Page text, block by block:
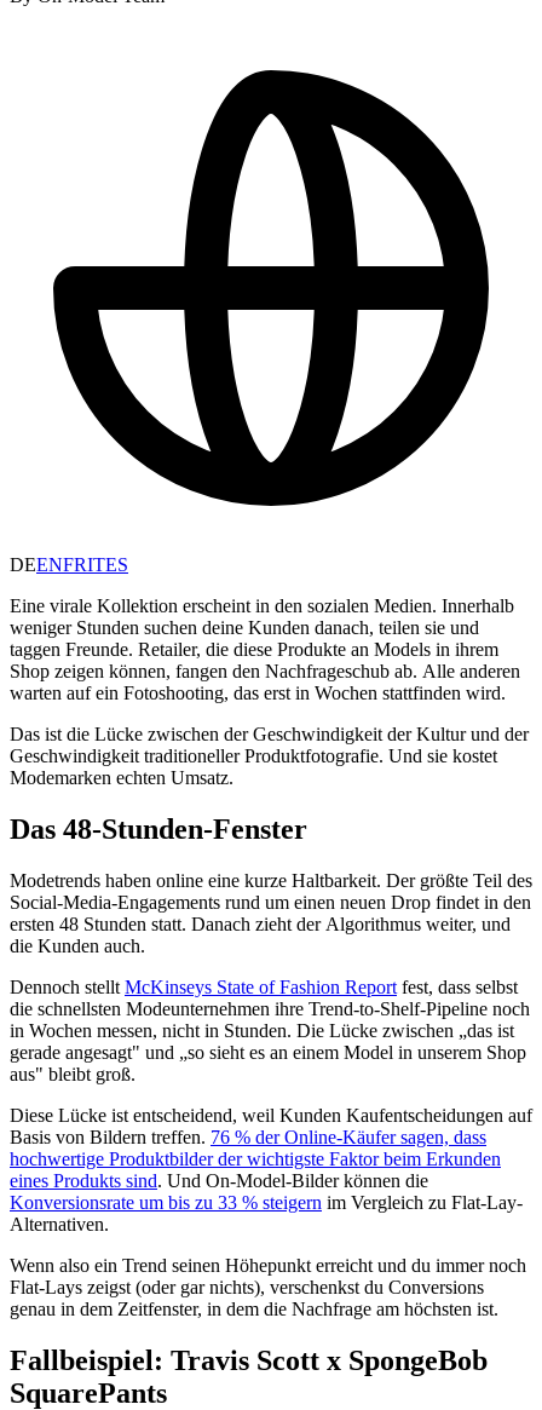
DEENFRITES
Eine virale Kollektion erscheint in den sozialen Medien. Innerhalb
weniger Stunden suchen deine Kunden danach, teilen sie und
taggen Freunde. Retailer, die diese Produkte an Models in ihrem
Shop zeigen können, fangen den Nachfrageschub ab. Alle anderen
warten auf ein Fotoshooting, das erst in Wochen stattfinden wird.
Das ist die Lücke zwischen der Geschwindigkeit der Kultur und der
Geschwindigkeit traditioneller Produktfotografie. Und sie kostet
Modemarken echten Umsatz.
Das 48-Stunden-Fenster
Modetrends haben online eine kurze Haltbarkeit. Der größte Teil des
Social-Media-Engagements rund um einen neuen Drop findet in den
ersten 48 Stunden statt. Danach zieht der Algorithmus weiter, und
die Kunden auch.
Dennoch stellt McKinseys State of Fashion Report fest, dass selbst
die schnellsten Modeunternehmen ihre Trend-to-Shelf-Pipeline noch
in Wochen messen, nicht in Stunden. Die Lücke zwischen „das ist
gerade angesagt" und „so sieht es an einem Model in unserem Shop
aus" bleibt groß.
Diese Lücke ist entscheidend, weil Kunden Kaufentscheidungen auf
Basis von Bildern treffen. 76 % der Online-Käufer sagen, dass
hochwertige Produktbilder der wichtigste Faktor beim Erkunden
eines Produkts sind. Und On-Model-Bilder können die
Konversionsrate um bis zu 33 % steigern im Vergleich zu Flat-Lay-
Alternativen.
Wenn also ein Trend seinen Höhepunkt erreicht und du immer noch
Flat-Lays zeigst (oder gar nichts), verschenkst du Conversions
genau in dem Zeitfenster, in dem die Nachfrage am höchsten ist.
Fallbeispiel: Travis Scott x SpongeBob
SquarePants